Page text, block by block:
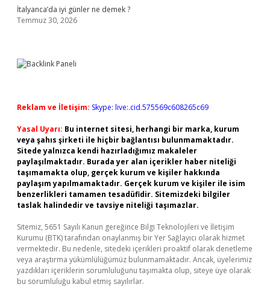
İtalyanca’da iyi günler ne demek ?
Temmuz 30, 2026
Reklam ve İletişim: Skype: live:.cid.575569c608265c69
Yasal Uyarı: Bu internet sitesi, herhangi bir marka, kurum
veya şahıs şirketi ile hiçbir bağlantısı bulunmamaktadır.
Sitede yalnızca kendi hazırladığımız makaleler
paylaşılmaktadır. Burada yer alan içerikler haber niteliği
taşımamakta olup, gerçek kurum ve kişiler hakkında
paylaşım yapılmamaktadır. Gerçek kurum ve kişiler ile isim
benzerlikleri tamamen tesadüfidir. Sitemizdeki bilgiler
taslak halindedir ve tavsiye niteliği taşımazlar.
Sitemiz, 5651 Sayılı Kanun gereğince Bilgi Teknolojileri ve İletişim
Kurumu (BTK) tarafından onaylanmış bir Yer Sağlayıcı olarak hizmet
vermektedir. Bu nedenle, sitedeki içerikleri proaktif olarak denetleme
veya araştırma yükümlülüğümüz bulunmamaktadır. Ancak, üyelerimiz
yazdıkları içeriklerin sorumluluğunu taşımakta olup, siteye üye olarak
bu sorumluluğu kabul etmiş sayılırlar.